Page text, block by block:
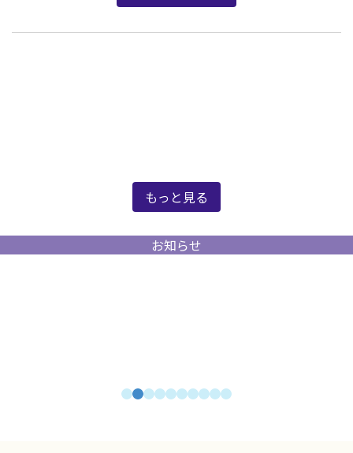
もっと見る
お知らせ